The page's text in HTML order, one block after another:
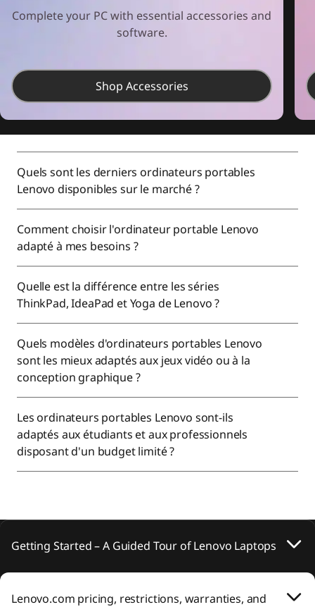
Complete your PC with essential accessories and
software.
Shop Accessories
Quels sont les derniers ordinateurs portables
Lenovo disponibles sur le marché ?
Comment choisir l'ordinateur portable Lenovo
adapté à mes besoins ?
Quelle est la différence entre les séries
ThinkPad, IdeaPad et Yoga de Lenovo ?
Quels modèles d'ordinateurs portables Lenovo
sont les mieux adaptés aux jeux vidéo ou à la
conception graphique ?
Les ordinateurs portables Lenovo sont-ils
adaptés aux étudiants et aux professionnels
disposant d'un budget limité ?
Getting Started – A Guided Tour of Lenovo Laptops
Lenovo.com pricing, restrictions, warranties, and